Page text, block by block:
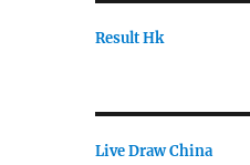
Result Hk
Live Draw China